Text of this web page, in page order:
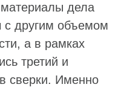
дела
другим объемом
а в рамках
третий и
сверки. Именно